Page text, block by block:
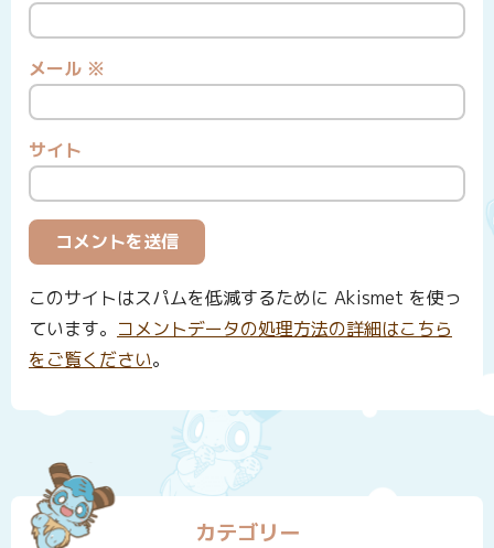
メール ※
サイト
このサイトはスパムを低減するために Akismet を使っ
ています。 コメントデータの処理方法の詳細はこちら
をご覧ください。
カテゴリー